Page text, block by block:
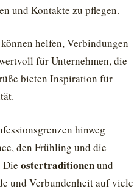
und Kontakte zu pflegen.
können helfen, Verbindungen
für Unternehmen, die
bieten Inspiration für
hinweg
den Frühling und die
Die ostertraditionenund
und Verbundenheit auf viele